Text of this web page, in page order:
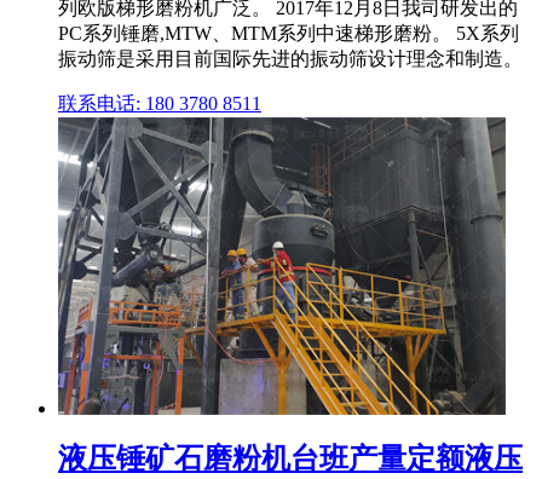
列欧版梯形磨粉机广泛。 2017年12月8日我司研发出的
PC系列锤磨,MTW、MTM系列中速梯形磨粉。 5X系列
振动筛是采用目前国际先进的振动筛设计理念和制造。
联系电话: 180 3780 8511
液压锤矿石磨粉机台班产量定额液压